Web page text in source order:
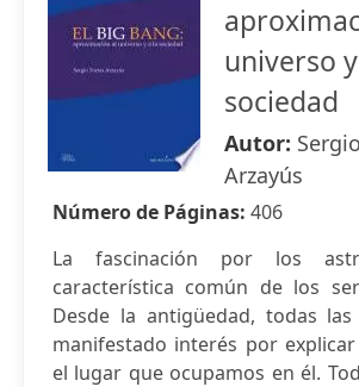
universo
sociedad
Autor:
Arzayús
Número de Páginas: 406
La fascinación por los
característica común de los
Desde la antigüedad, todas
manifestado interés por
el lugar que ocupamos en él.